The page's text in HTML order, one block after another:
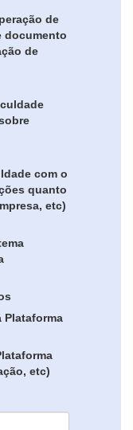
de
documento
de
com o
quanto
etc)
Plataforma
etc)